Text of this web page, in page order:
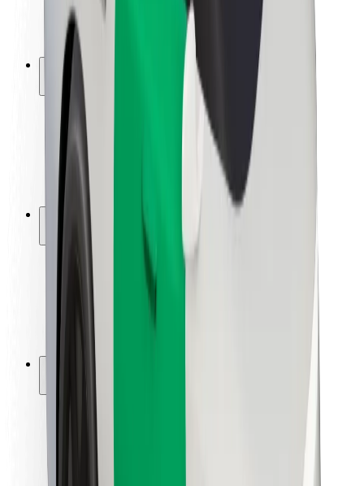
Media
Urban Fund
Sikkerhet
Sikkerhet for passasjer
Sjåførsikkerhet
Sikkerhet for sparkesykler
Sikkerhetslab
Byer
Steder
Byløsninger
Flyplasser
Bolt-ladestasjoner
Brukerstøtte
For passasjerer
For sjåfører
For leveringsbud